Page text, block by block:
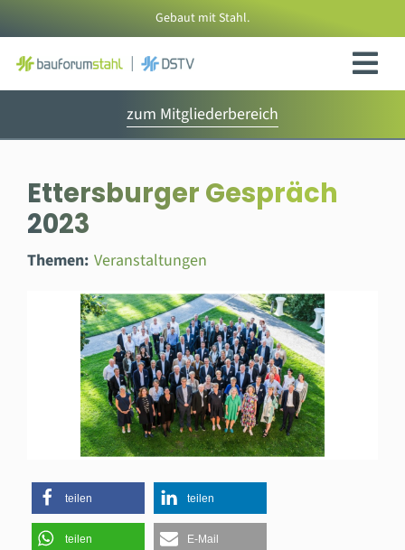
Inhalt
springen
Gebaut mit Stahl.
zum Mitgliederbereich
Ettersburger Gespräch
2023
Themen: Veranstaltungen
teilen teilen
teilen E-Mail